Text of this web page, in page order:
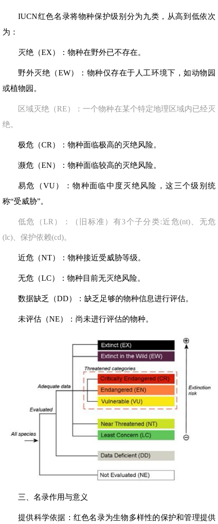
IUCN红色名录将物种保护级别分为九类，从高到低依次
为：
灭绝（EX）：物种在野外已不存在。
野外灭绝（EW）：物种仅存在于人工环境下，如动物园
或植物园。
区域灭绝（RE）：一个物种在某个特定地理区域内已经灭
绝。
极危（CR）：物种面临极高的灭绝风险。
濒危（EN）：物种面临较高的灭绝风险。
易危（VU）：物种面临中度灭绝风险，这三个级别统
称“受威胁”。
低危（LR）：（旧标准）有3个子分类:近危(nt)、无危
(lc)、保护依赖(cd)。
近危（NT）：物种接近受威胁等级。
无危（LC）：物种目前无灭绝风险。
数据缺乏（DD）：缺乏足够的物种信息进行评估。
未评估（NE）：尚未进行评估的物种。
三、名录作用与意义
提供科学依据：红色名录为生物多样性的保护和管理提供